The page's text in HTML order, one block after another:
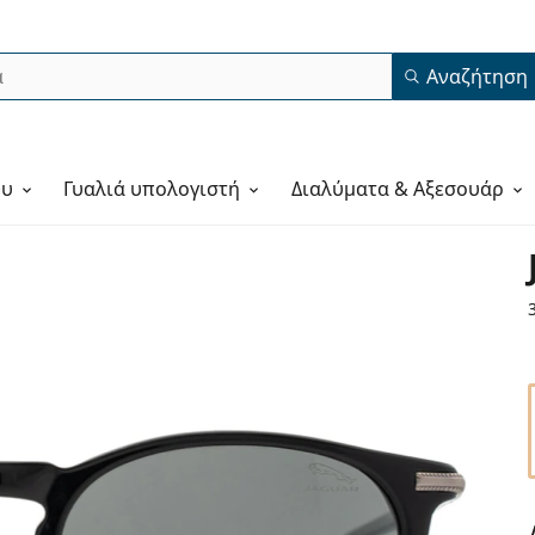
Αναζήτηση
Γυαλιά υπολογιστή Διαλύματα & Αξεσουάρ